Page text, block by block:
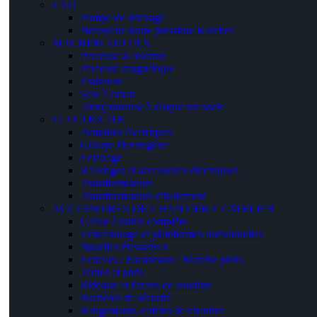
EAU
Pompe de relevage
Nettoyeur haute pression/ Karcher
MACHINE OUTILS
Perceuse à colonne
Perceuse magnétique
Fraiseuse
Scie à ruban
Tronçonneuse à disque sur socle
ELECTRICITE
Armoires électriques
Groupe électrogène
Eclairage
Rallonges et accessoires électriques
Transformateurs
Transformateurs d'isolement
ACCESSOIRES DE CHANTIER ET ATELIER
Caisse à outils complète
Echafaudage et plateformes individuelles
Nacelles élevatrices
Echelles / Escabeaux / Marche pieds
Tentes et abris
Rideaux et écrans de soudure
Barrières de sécurité
Rangements, coffres de chantier